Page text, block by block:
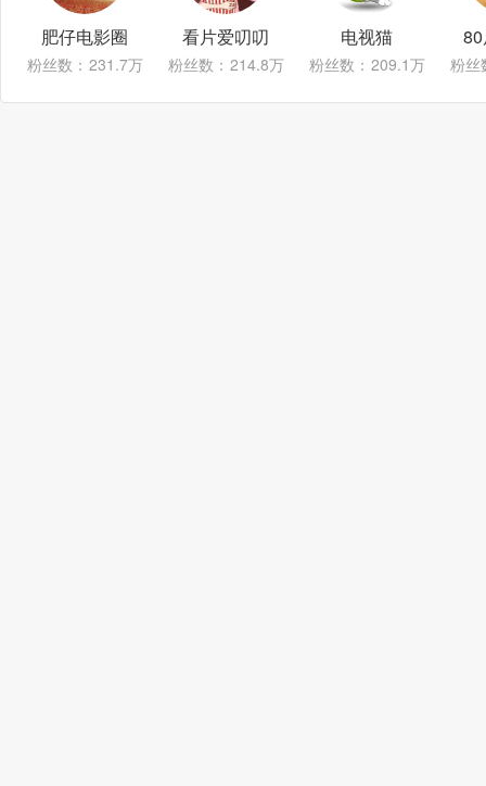
肥仔电影圈
粉丝数： 231.7万
看片爱叨叨
粉丝数： 214.8万
电视猫
粉丝数： 209.1万 粉丝